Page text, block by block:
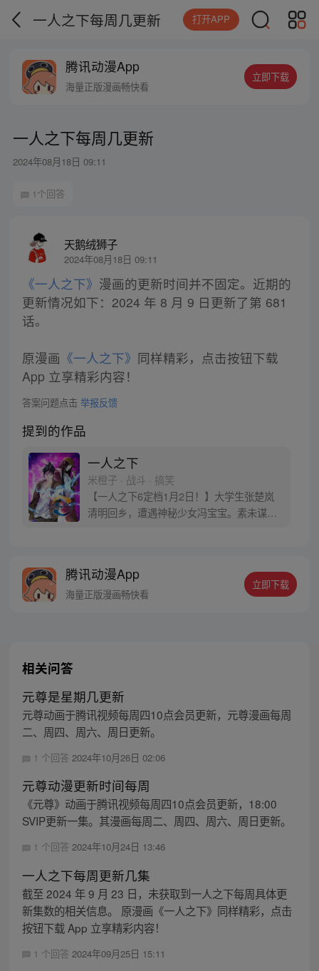
一人之下每周几更新 打开APP
腾讯动漫App
海量正版漫画畅快看
立即下载
一人之下每周几更新
2024年08月18日 09:11
1个回答
天鹅绒狮子
2024年08月18日 09:11
《一人之下》 漫画的更新时间并不固定。近期的
更新情况如下：2024 年 8 月 9 日更新了第 681
话。
原漫画 《一人之下》 同样精彩，点击按钮下载
App 立享精彩内容！
答案问题点击 举报反馈
提到的作品
一人之下
米橙子 · 战斗 · 搞笑
【一人之下6定档1月2日！】大学生张楚岚
清明回乡，遭遇神秘少女冯宝宝。素未谋面
密，张楚岚的生活被彻底颠覆，与冯宝宝一
同踏上“异人”之旅。
腾讯动漫App
海量正版漫画畅快看
立即下载
相关问答
元尊是星期几更新
元尊动画于腾讯视频每周四10点会员更新，元尊漫画每周
二、周四、周六、周日更新。
1 个回答 2024年10月26日 02:06
元尊动漫更新时间每周
《元尊》动画于腾讯视频每周四10点会员更新，18:00
SVIP更新一集。其漫画每周二、周四、周六、周日更新。
1 个回答 2024年10月24日 13:46
一人之下每周更新几集
截至 2024 年 9 月 23 日，未获取到一人之下每周具体更
新集数的相关信息。 原漫画《一人之下》同样精彩，点击
按钮下载 App 立享精彩内容！
1 个回答 2024年09月25日 15:11